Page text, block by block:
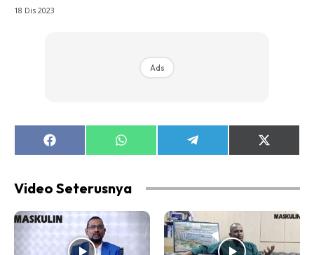
18 Dis 2023
Ads
Share
on
Share
on
Share
on
Share
on
Video Seterusnya